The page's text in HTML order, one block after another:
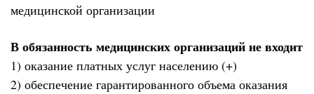
медицинской организации
В обязанность медицинских организаций не входит
1) оказание платных услуг населению (+)
2) обеспечение гарантированного объема оказания